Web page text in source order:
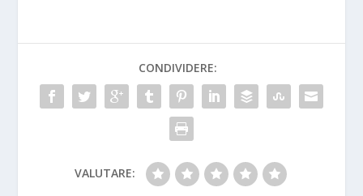
CONDIVIDERE:
VALUTARE: